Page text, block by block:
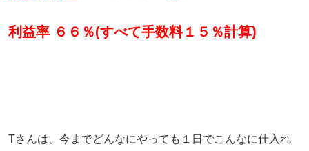
利益率 ６６％(すべて手数料１５％計算)
Tさんは、今までどんなにやっても１日でこんなに仕入れ